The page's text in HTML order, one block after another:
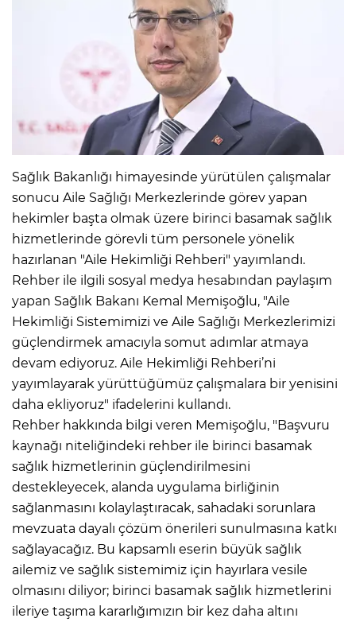
Sağlık Bakanlığı himayesinde yürütülen çalışmalar
sonucu Aile Sağlığı Merkezlerinde görev yapan
hekimler başta olmak üzere birinci basamak sağlık
hizmetlerinde görevli tüm personele yönelik
hazırlanan "Aile Hekimliği Rehberi" yayımlandı.
Rehber ile ilgili sosyal medya hesabından paylaşım
yapan Sağlık Bakanı Kemal Memişoğlu, "Aile
Hekimliği Sistemimizi ve Aile Sağlığı Merkezlerimizi
güçlendirmek amacıyla somut adımlar atmaya
devam ediyoruz. Aile Hekimliği Rehberi’ni
yayımlayarak yürüttüğümüz çalışmalara bir yenisini
daha ekliyoruz" ifadelerini kullandı.
Rehber hakkında bilgi veren Memişoğlu, "Başvuru
kaynağı niteliğindeki rehber ile birinci basamak
sağlık hizmetlerinin güçlendirilmesini
destekleyecek, alanda uygulama birliğinin
sağlanmasını kolaylaştıracak, sahadaki sorunlara
mevzuata dayalı çözüm önerileri sunulmasına katkı
sağlayacağız. Bu kapsamlı eserin büyük sağlık
ailemiz ve sağlık sistemimiz için hayırlara vesile
olmasını diliyor; birinci basamak sağlık hizmetlerini
ileriye taşıma kararlığımızın bir kez daha altını